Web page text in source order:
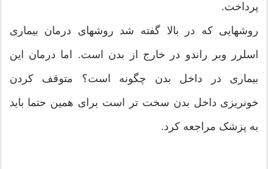
پرداخت.
روشهایی که در بالا گفته شد روشهای درمان بیماری
اسلرر وبر راندو در خارج از بدن است. اما درمان این
بیماری در داخل بدن چگونه است؟ متوقف کردن
خونریزی داخل بدن سخت تر است برای همین حتما باید
به پزشک مراجعه کرد.